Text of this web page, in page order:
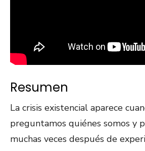
Resumen
La crisis existencial aparece
preguntamos quiénes somos y
muchas veces después de